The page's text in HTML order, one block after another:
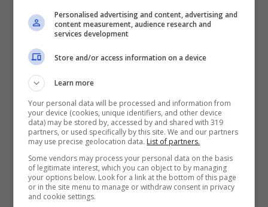
differenziata per Lukasz
Skorupski e Thijs Dallinga.
Buone notizie sulle condizioni degli
infortunati: Skorupski e Dallinga hanno
proseguito gli allenamenti differenziati, ma
Casale e Bernardeschi hanno svolto la
seduta odierna con il resto del gruppo.
Fari accesi sulle
Personalised advertising and content, advertising and
content measurement, audience research and
services development
Store and/or access information on a device
Learn more
Your personal data will be processed and information from
your device (cookies, unique identifiers, and other device
data) may be stored by, accessed by and shared with 319
partners, or used specifically by this site. We and our partners
may use precise geolocation data. List of partners.
Some vendors may process your personal data on the basis
of legitimate interest, which you can object to by managing
your options below. Look for a link at the bottom of this page
or in the site menu to manage or withdraw consent in privacy
and cookie settings.